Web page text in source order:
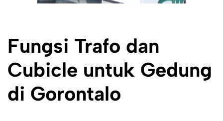
Fungsi Trafo dan
Cubicle untuk Gedung
di Gorontalo